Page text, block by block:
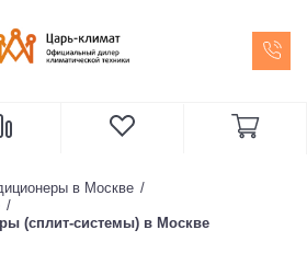
в Москве
(сплит-системы) в Москве